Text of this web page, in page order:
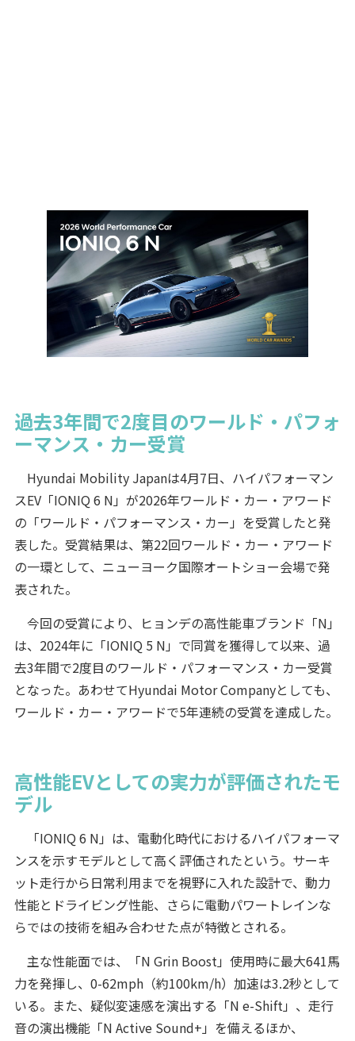
過去3年間で2度目のワールド・パフォ
ーマンス・カー受賞
Hyundai Mobility Japanは4月7日、ハイパフォーマン
スEV「IONIQ 6 N」が2026年ワールド・カー・アワード
の「ワールド・パフォーマンス・カー」を受賞したと発
表した。受賞結果は、第22回ワールド・カー・アワード
の一環として、ニューヨーク国際オートショー会場で発
表された。
今回の受賞により、ヒョンデの高性能車ブランド「N」
は、2024年に「IONIQ 5 N」で同賞を獲得して以来、過
去3年間で2度目のワールド・パフォーマンス・カー受賞
となった。あわせてHyundai Motor Companyとしても、
ワールド・カー・アワードで5年連続の受賞を達成した。
高性能EVとしての実力が評価されたモ
デル
「IONIQ 6 N」は、電動化時代におけるハイパフォーマ
ンスを示すモデルとして高く評価されたという。サーキ
ット走行から日常利用までを視野に入れた設計で、動力
性能とドライビング性能、さらに電動パワートレインな
らではの技術を組み合わせた点が特徴とされる。
主な性能面では、「N Grin Boost」使用時に最大641馬
力を発揮し、0-62mph（約100km/h）加速は3.2秒として
いる。また、疑似変速感を演出する「N e-Shift」、走行
音の演出機能「N Active Sound+」を備えるほか、